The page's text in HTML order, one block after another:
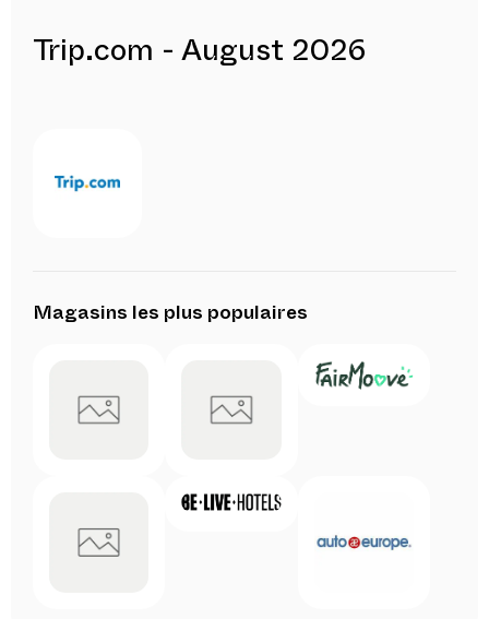
Trip.com - August 2026
Magasins les plus populaires